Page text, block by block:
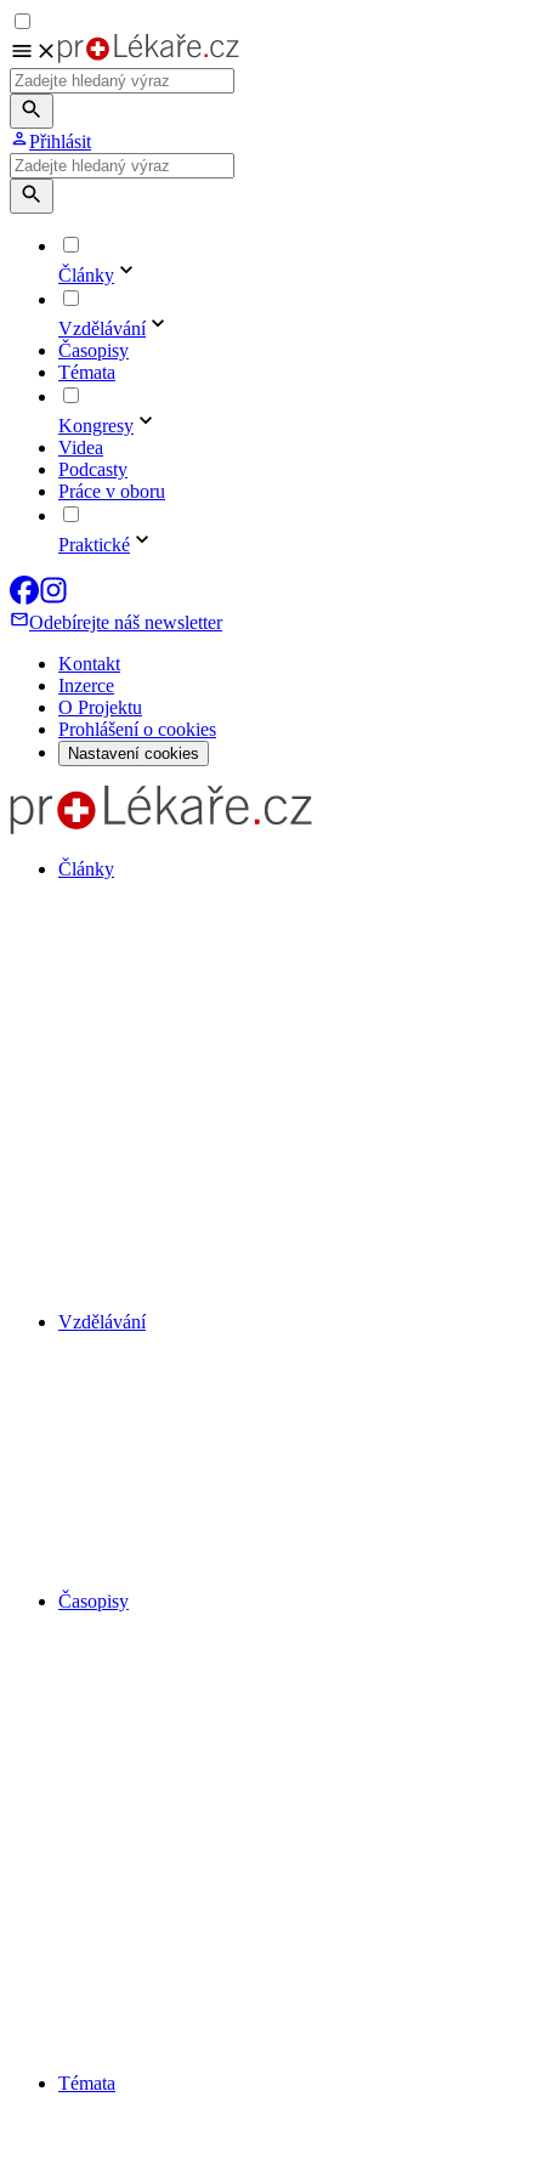
Přihlásit
Články
Vzdělávání
Časopisy
Témata
Kongresy
Videa
Podcasty
Práce v oboru
Praktické
Odebírejte náš newsletter
Kontakt
Inzerce
O Projektu
Prohlášení o cookies
Nastavení cookies
Články
Vzdělávání
Časopisy
Témata